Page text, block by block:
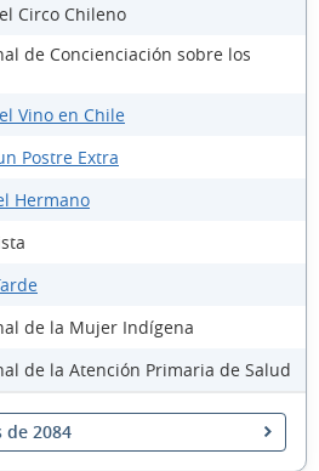
Circo Chileno
de Concienciación sobre los
Vino en Chile
Postre Extra
Hermano
de la Mujer Indígena
de la Atención Primaria de Salud
2084